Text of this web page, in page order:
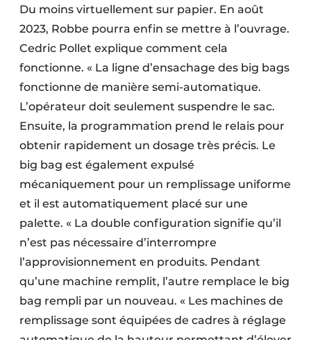
Du moins virtuellement sur papier. En août
2023, Robbe pourra enfin se mettre à l’ouvrage.
Cedric Pollet explique comment cela
fonctionne. « La ligne d’ensachage des big bags
fonctionne de manière semi-automatique.
L’opérateur doit seulement suspendre le sac.
Ensuite, la programmation prend le relais pour
obtenir rapidement un dosage très précis. Le
big bag est également expulsé
mécaniquement pour un remplissage uniforme
et il est automatiquement placé sur une
palette. « La double configuration signifie qu’il
n’est pas nécessaire d’interrompre
l’approvisionnement en produits. Pendant
qu’une machine remplit, l’autre remplace le big
bag rempli par un nouveau. « Les machines de
remplissage sont équipées de cadres à réglage